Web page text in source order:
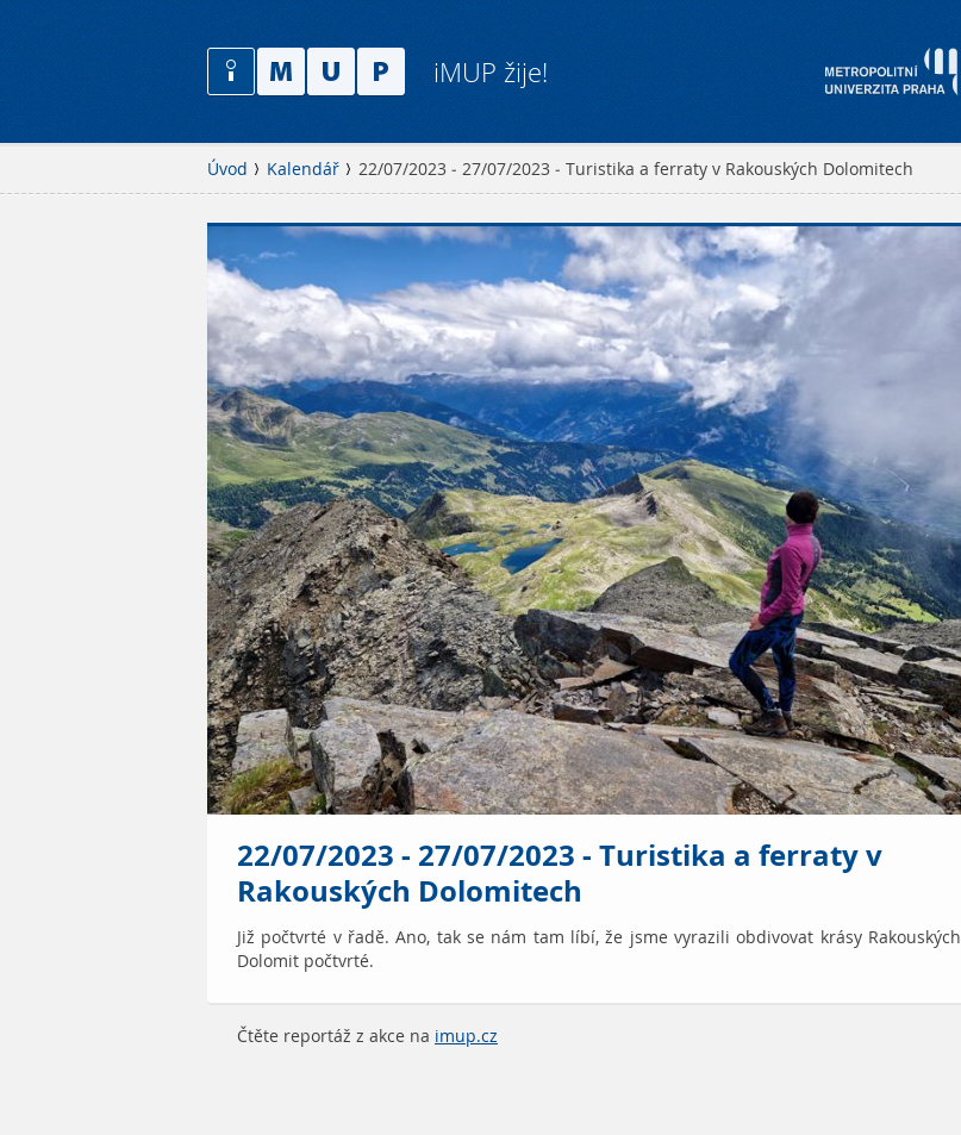
iMUP žije!
Úvod Kalendář 22/07/2023 - 27/07/2023 - Turistika a ferraty v Rakouských Dolomitech
22/07/2023 - 27/07/2023 - Turistika a ferraty v
Rakouských Dolomitech
Již počtvrté v řadě. Ano, tak se nám tam líbí, že jsme vyrazili obdivovat krásy Rakouských
Dolomit počtvrté.
Čtěte reportáž z akce na imup.cz